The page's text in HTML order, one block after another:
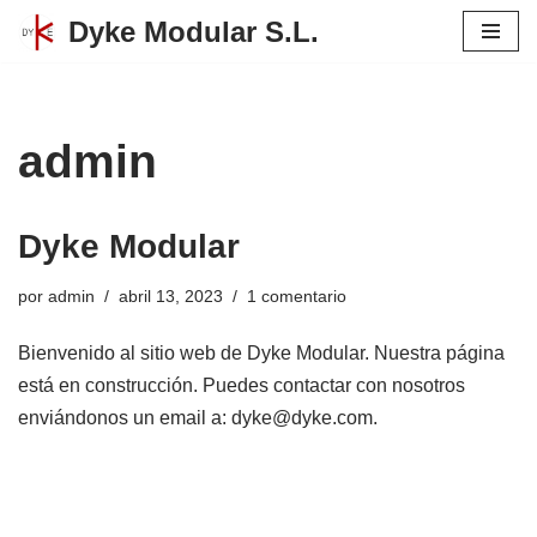
Dyke Modular S.L.
admin
Dyke Modular
por admin abril 13, 2023 1 comentario
Bienvenido al sitio web de Dyke Modular. Nuestra página
está en construcción. Puedes contactar con nosotros
enviándonos un email a: dyke@dyke.com.